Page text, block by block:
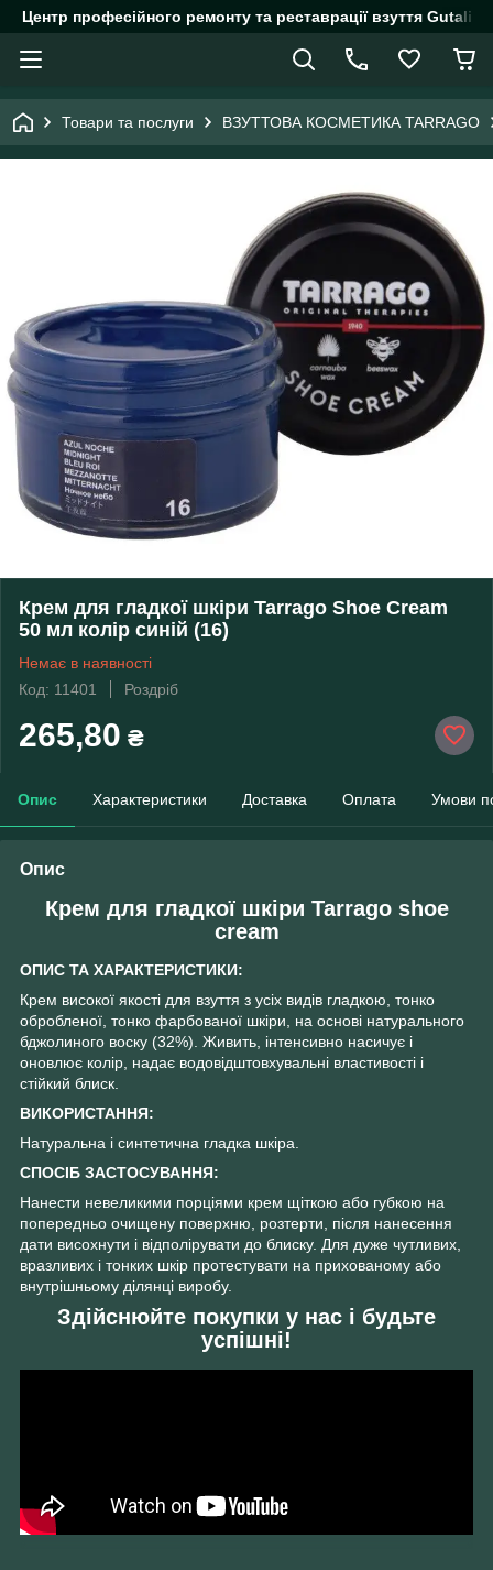
Центр професійного ремонту та реставрації взуття
Товари та послуги ВЗУТТОВА КОСМЕТИКА TARRAGO
Крем для гладкої шкіри Tarrago Shoe Cream
50 мл колір синій (16)
Немає в наявності
Код: 11401
Роздріб
265,80 ₴
Опис Характеристики Доставка Оплата Умови
Опис
Крем для гладкої шкіри Tarrago shoe
cream
ОПИС ТА ХАРАКТЕРИСТИКИ:
Крем високої якості для взуття з усіх видів гладкою, тонко
обробленої, тонко фарбованої шкіри, на основі натурального
бджолиного воску (32%). Живить, інтенсивно насичує і
оновлює колір, надає водовідштовхувальні властивості і
стійкий блиск.
ВИКОРИСТАННЯ:
Натуральна і синтетична гладка шкіра.
СПОСІБ ЗАСТОСУВАННЯ:
Нанести невеликими порціями крем щіткою або губкою на
попередньо очищену поверхню, розтерти, після нанесення
дати висохнути і відполірувати до блиску. Для дуже чутливих,
вразливих і тонких шкір протестувати на прихованому або
внутрішньому ділянці виробу.
Здійснюйте покупки у нас і будьте
успішні!